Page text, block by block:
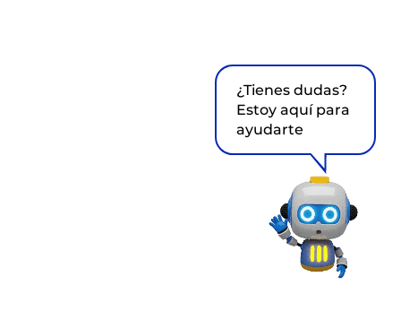
¿Tienes dudas?
Estoy aquí para
ayudarte